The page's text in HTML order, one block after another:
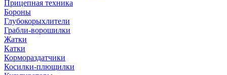
Прицепная техника
Бороны
Глубокорыхлители
Грабли-ворошилки
Жатки
Катки
Кормораздатчики
Косилки-плющилки